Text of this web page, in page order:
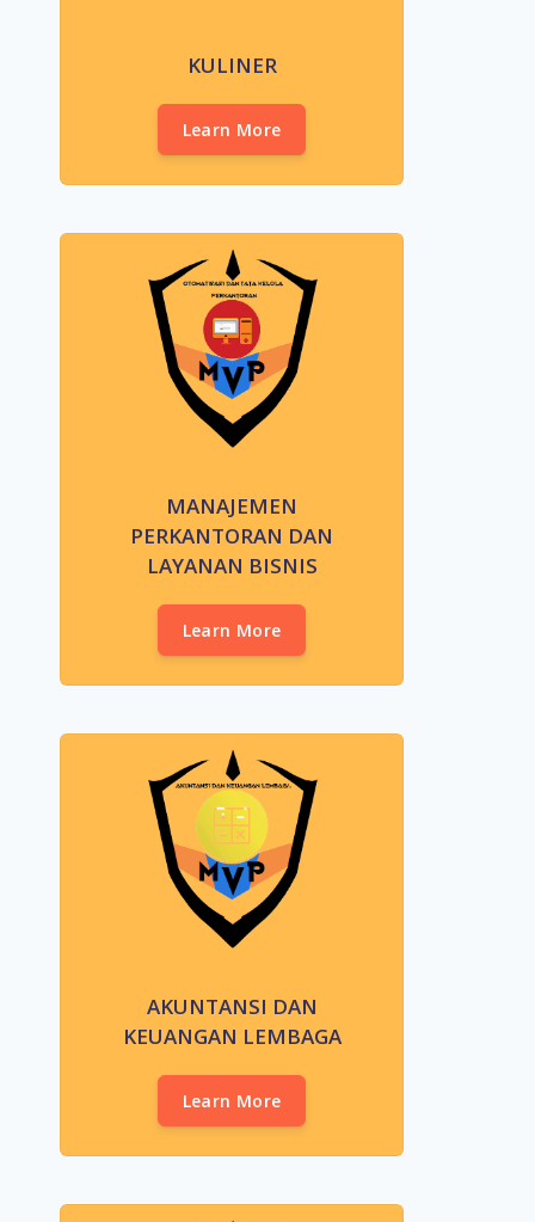
KULINER
Learn More
MANAJEMEN
PERKANTORAN DAN
LAYANAN BISNIS
Learn More
AKUNTANSI DAN
KEUANGAN LEMBAGA
Learn More